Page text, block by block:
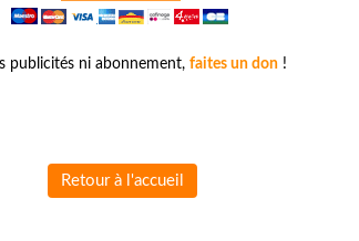
publicités ni abonnement, faites un don !
Retour à l'accueil